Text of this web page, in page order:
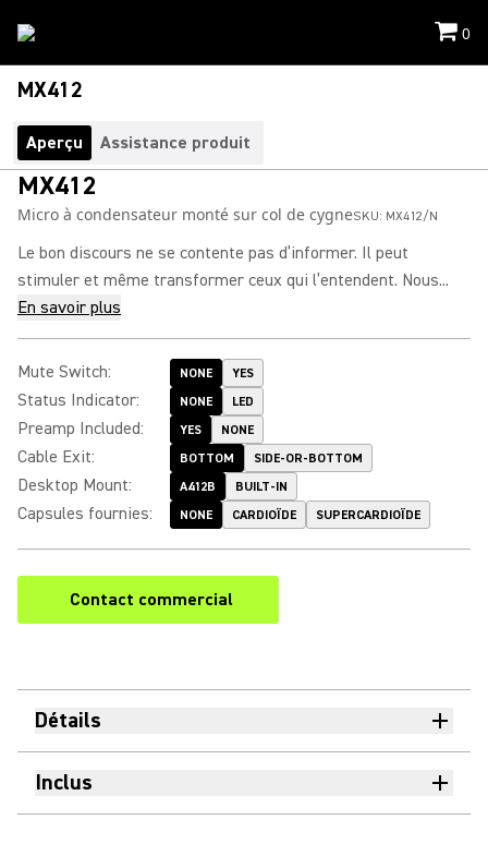
0
MX412
Aperçu Assistance produit
MX412
Micro à condensateur monté sur col de cygneSKU: MX412/N
Le bon discours ne se contente pas d’informer. Il peut
stimuler et même transformer ceux qui l’entendent. Nous...
En savoir plus
Mute Switch: NONE YES
Status Indicator: NONE LED
Preamp Included: YES NONE
Cable Exit: BOTTOM SIDE-OR-BOTTOM
Desktop Mount: A412B BUILT-IN
Capsules fournies: NONE CARDIOÏDE SUPERCARDIOÏDE
Contact commercial
Détails
Inclus